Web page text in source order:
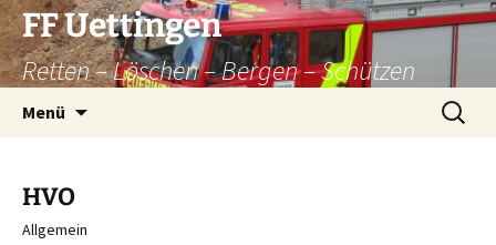
Zum
Inhalt
springen
FF Uettingen
Retten – Löschen – Bergen – Schützen
Menü
Suchen
nach:
HVO
Allgemein